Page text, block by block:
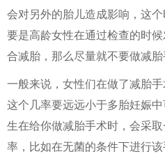
会对另外的胎儿造成影响，这个
要是高龄女性在通过检查的时
合减胎，那么尽量就不要做减胎
一般来说，女性们在做了减胎
这个几率要远远小于多胎妊娠
生在给你做减胎手术时，会采
率，比如在无菌的条件下进行